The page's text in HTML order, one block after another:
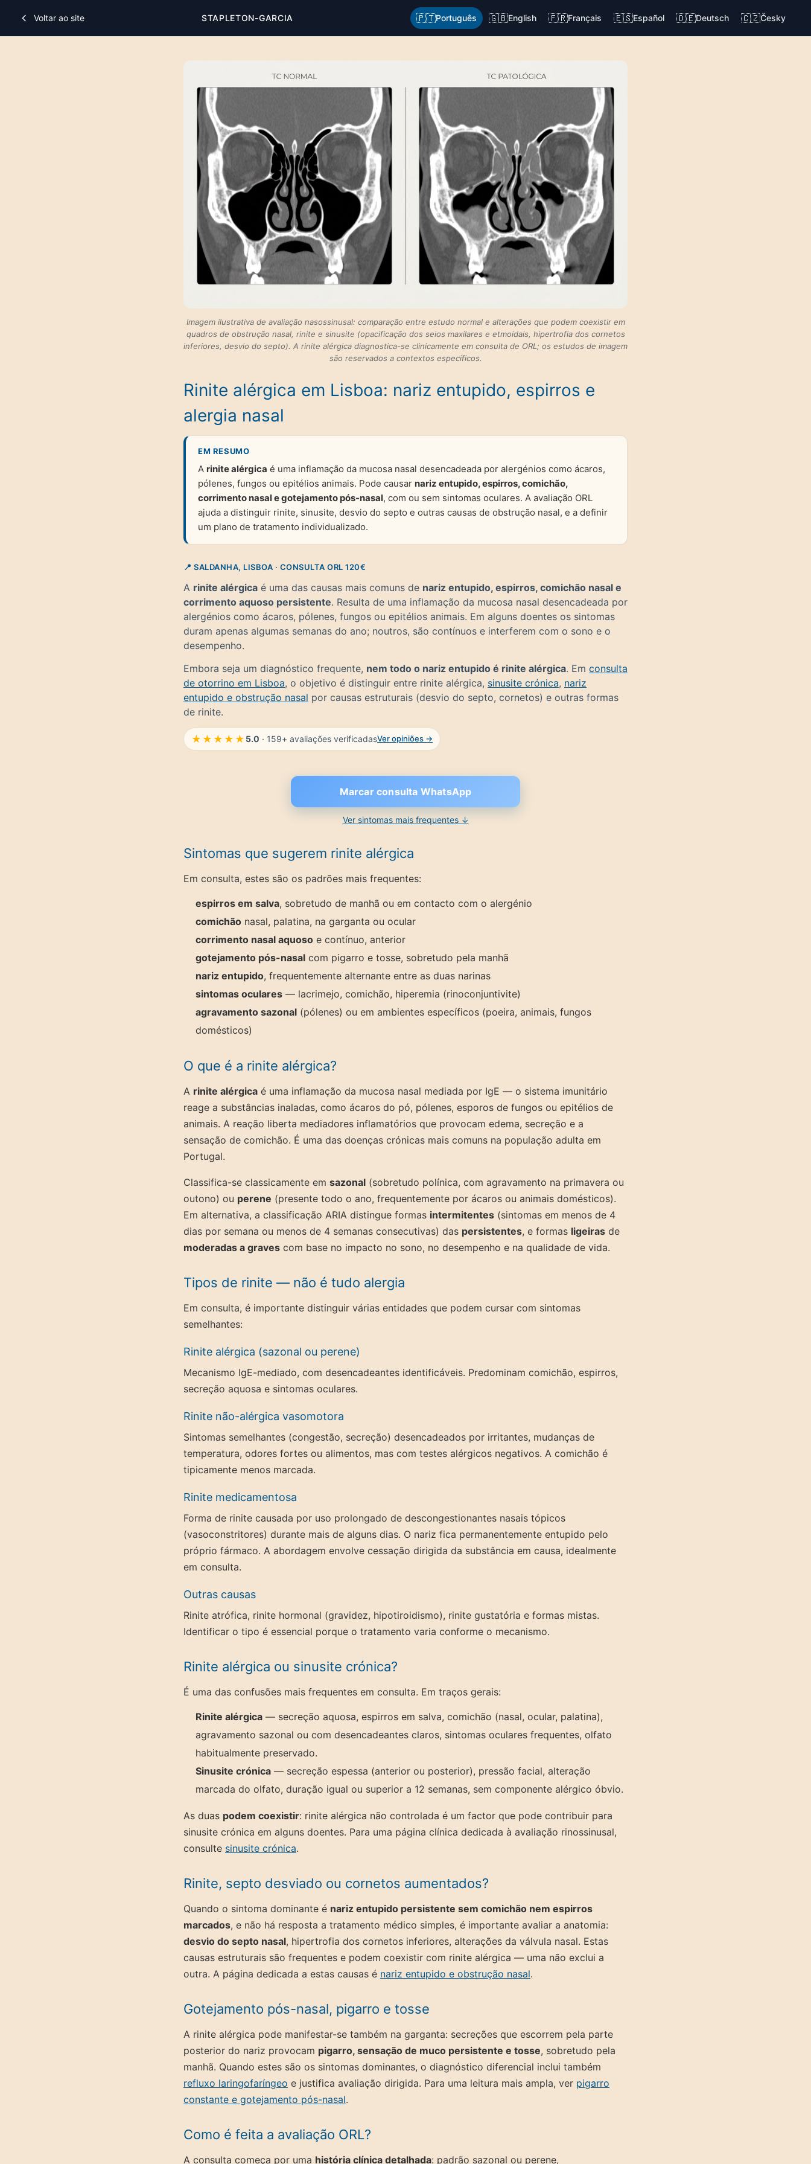
Voltar ao site STAPLETON-GARCIA 🇵🇹Português 🇬🇧English 🇫🇷Français 🇪🇸Español 🇩🇪Deutsch 🇨🇿Česky
Imagem ilustrativa de avaliação nasossinusal: comparação entre estudo normal e alterações que podem coexistir em
quadros de obstrução nasal, rinite e sinusite (opacificação dos seios maxilares e etmoidais, hipertrofia dos cornetos
inferiores, desvio do septo). A rinite alérgica diagnostica-se clinicamente em consulta de ORL; os estudos de imagem
são reservados a contextos específicos.
Rinite alérgica em Lisboa: nariz entupido, espirros e
alergia nasal
EM RESUMO
A rinite alérgica é uma inflamação da mucosa nasal desencadeada por alergénios como ácaros,
pólenes, fungos ou epitélios animais. Pode causar nariz entupido, espirros, comichão,
corrimento nasal e gotejamento pós-nasal, com ou sem sintomas oculares. A avaliação ORL
ajuda a distinguir rinite, sinusite, desvio do septo e outras causas de obstrução nasal, e a definir
um plano de tratamento individualizado.
📍 SALDANHA, LISBOA · CONSULTA ORL 120€
A rinite alérgica é uma das causas mais comuns de nariz entupido, espirros, comichão nasal e
corrimento aquoso persistente. Resulta de uma inflamação da mucosa nasal desencadeada por
alergénios como ácaros, pólenes, fungos ou epitélios animais. Em alguns doentes os sintomas
duram apenas algumas semanas do ano; noutros, são contínuos e interferem com o sono e o
desempenho.
Embora seja um diagnóstico frequente, nem todo o nariz entupido é rinite alérgica. Em consulta
de otorrino em Lisboa, o objetivo é distinguir entre rinite alérgica, sinusite crónica, nariz
entupido e obstrução nasal por causas estruturais (desvio do septo, cornetos) e outras formas
de rinite.
★★★★★ 5.0 · 159+ avaliações verificadasVer opiniões →
Marcar consulta WhatsApp
Ver sintomas mais frequentes ↓
Sintomas que sugerem rinite alérgica
Em consulta, estes são os padrões mais frequentes:
espirros em salva, sobretudo de manhã ou em contacto com o alergénio
comichão nasal, palatina, na garganta ou ocular
corrimento nasal aquoso e contínuo, anterior
gotejamento pós-nasal com pigarro e tosse, sobretudo pela manhã
nariz entupido, frequentemente alternante entre as duas narinas
sintomas oculares — lacrimejo, comichão, hiperemia (rinoconjuntivite)
agravamento sazonal (pólenes) ou em ambientes específicos (poeira, animais, fungos
domésticos)
O que é a rinite alérgica?
A rinite alérgica é uma inflamação da mucosa nasal mediada por IgE — o sistema imunitário
reage a substâncias inaladas, como ácaros do pó, pólenes, esporos de fungos ou epitélios de
animais. A reação liberta mediadores inflamatórios que provocam edema, secreção e a
sensação de comichão. É uma das doenças crónicas mais comuns na população adulta em
Portugal.
Classifica-se classicamente em sazonal (sobretudo polínica, com agravamento na primavera ou
outono) ou perene (presente todo o ano, frequentemente por ácaros ou animais domésticos).
Em alternativa, a classificação ARIA distingue formas intermitentes (sintomas em menos de 4
dias por semana ou menos de 4 semanas consecutivas) das persistentes, e formas ligeiras de
moderadas a graves com base no impacto no sono, no desempenho e na qualidade de vida.
Tipos de rinite — não é tudo alergia
Em consulta, é importante distinguir várias entidades que podem cursar com sintomas
semelhantes:
Rinite alérgica (sazonal ou perene)
Mecanismo IgE-mediado, com desencadeantes identificáveis. Predominam comichão, espirros,
secreção aquosa e sintomas oculares.
Rinite não-alérgica vasomotora
Sintomas semelhantes (congestão, secreção) desencadeados por irritantes, mudanças de
temperatura, odores fortes ou alimentos, mas com testes alérgicos negativos. A comichão é
tipicamente menos marcada.
Rinite medicamentosa
Forma de rinite causada por uso prolongado de descongestionantes nasais tópicos
(vasoconstritores) durante mais de alguns dias. O nariz fica permanentemente entupido pelo
próprio fármaco. A abordagem envolve cessação dirigida da substância em causa, idealmente
em consulta.
Outras causas
Rinite atrófica, rinite hormonal (gravidez, hipotiroidismo), rinite gustatória e formas mistas.
Identificar o tipo é essencial porque o tratamento varia conforme o mecanismo.
Rinite alérgica ou sinusite crónica?
É uma das confusões mais frequentes em consulta. Em traços gerais:
Rinite alérgica — secreção aquosa, espirros em salva, comichão (nasal, ocular, palatina),
agravamento sazonal ou com desencadeantes claros, sintomas oculares frequentes, olfato
habitualmente preservado.
Sinusite crónica — secreção espessa (anterior ou posterior), pressão facial, alteração
marcada do olfato, duração igual ou superior a 12 semanas, sem componente alérgico óbvio.
As duas podem coexistir: rinite alérgica não controlada é um factor que pode contribuir para
sinusite crónica em alguns doentes. Para uma página clínica dedicada à avaliação rinossinusal,
consulte sinusite crónica.
Rinite, septo desviado ou cornetos aumentados?
Quando o sintoma dominante é nariz entupido persistente sem comichão nem espirros
marcados, e não há resposta a tratamento médico simples, é importante avaliar a anatomia:
desvio do septo nasal, hipertrofia dos cornetos inferiores, alterações da válvula nasal. Estas
causas estruturais são frequentes e podem coexistir com rinite alérgica — uma não exclui a
outra. A página dedicada a estas causas é nariz entupido e obstrução nasal.
Gotejamento pós-nasal, pigarro e tosse
A rinite alérgica pode manifestar-se também na garganta: secreções que escorrem pela parte
posterior do nariz provocam pigarro, sensação de muco persistente e tosse, sobretudo pela
manhã. Quando estes são os sintomas dominantes, o diagnóstico diferencial inclui também
refluxo laringofaríngeo e justifica avaliação dirigida. Para uma leitura mais ampla, ver pigarro
constante e gotejamento pós-nasal.
Como é feita a avaliação ORL?
A consulta começa por uma história clínica detalhada: padrão sazonal ou perene,